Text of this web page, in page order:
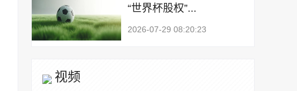
“世界杯股权”...
2026-07-29 08:20:23
视频